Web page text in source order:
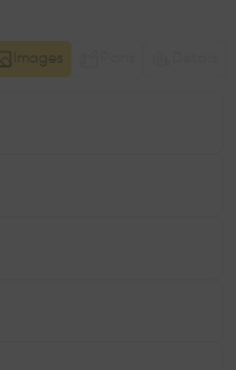
Images